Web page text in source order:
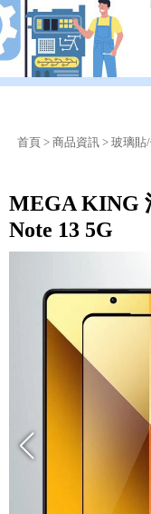
首頁 > 商品資訊 > 玻璃貼
MEGA KING
Note 13 5G